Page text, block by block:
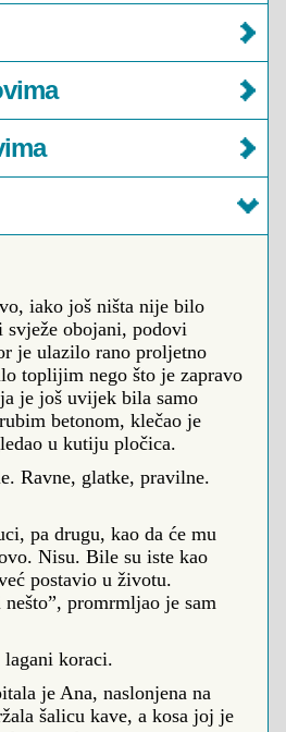
iako još ništa nije bilo
obojani, podovi
je ulazilo rano proljetno
toplijim nego što je zapravo
je još uvijek bila samo
betonom, klečao je
u kutiju pločica.
Ravne, glatke, pravilne.
pa drugu, kao da će mu
Nisu. Bile su iste kao
postavio u životu.
promrmljao je sam
lagani koraci.
je Ana, naslonjena na
šalicu kave, a kosa joj je